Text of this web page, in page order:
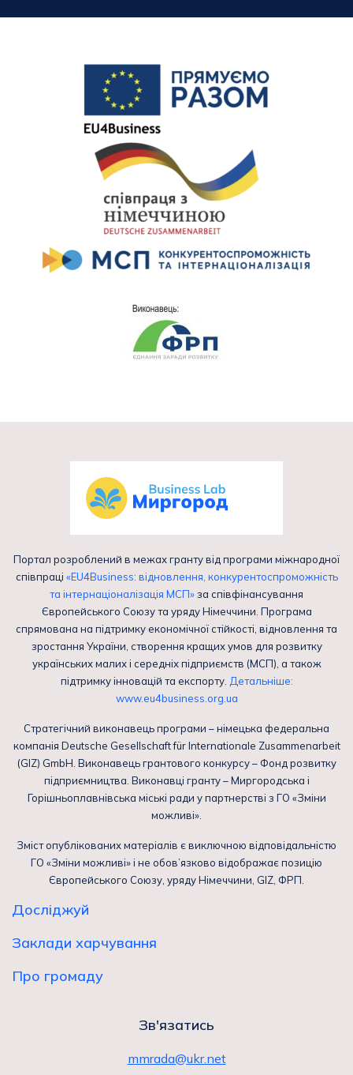
Портал розроблений в межах гранту від програми міжнародної
співпраці «EU4Business: відновлення, конкурентоспроможність
та інтернаціоналізація МСП»за співфінансування
Європейського Союзу та уряду Німеччини. Програма
спрямована на підтримку економічної стійкості, відновлення та
зростання України, створення кращих умов для розвитку
українських малих і середніх підприємств (МСП), а також
підтримку інновацій та експорту. Детальніше:
www.eu4business.org.ua
Стратегічний виконавець програми – німецька федеральна
компанія Deutsche Gesellschaft für Internationale Zusammenarbeit
(GIZ) GmbH. Виконавець грантового конкурсу – Фонд розвитку
підприємництва. Виконавці гранту – Миргородська і
Горішньоплавнівська міські ради у партнерстві з ГО «Зміни
можливі».
Зміст опублікованих матеріалів є виключною відповідальністю
ГО «Зміни можливі» і не обов’язково відображає позицію
Європейського Союзу, уряду Німеччини, GIZ, ФРП.
Досліджуй
Заклади харчування
Про громаду
Зв'язатись
mmrada@ukr.net